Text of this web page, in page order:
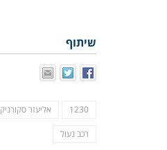
שיתוף
1230 אליעזר סקורניק
רכב נעול